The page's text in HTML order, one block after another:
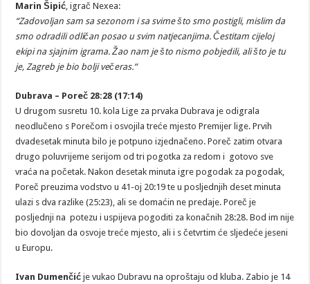
Marin Šipić, igrač Nexea:
“Zadovoljan sam sa sezonom i sa svime što smo postigli, mislim da
smo odradili odličan posao u svim natjecanjima. Čestitam cijeloj
ekipi na sjajnim igrama. Žao nam je što nismo pobjedili, ali što je tu
je, Zagreb je bio bolji večeras.“
Dubrava – Poreč 28:28 (17:14)
U drugom susretu 10. kola Lige za prvaka Dubrava je odigrala
neodlučeno s Porečom i osvojila treće mjesto Premijer lige. Prvih
dvadesetak minuta bilo je potpuno izjednačeno. Poreč zatim otvara
drugo poluvrijeme serijom od tri pogotka za redom i gotovo sve
vraća na početak. Nakon desetak minuta igre pogodak za pogodak,
Poreč preuzima vodstvo u 41-oj 20:19 te u posljednjih deset minuta
ulazi s dva razlike (25:23), ali se domaćin ne predaje. Poreč je
posljednji na potezu i uspijeva pogoditi za konačnih 28:28. Bod im nije
bio dovoljan da osvoje treće mjesto, ali i s četvrtim će sljedeće jeseni
u Europu.
Ivan Dumenčić je vukao Dubravu na oproštaju od kluba. Zabio je 14